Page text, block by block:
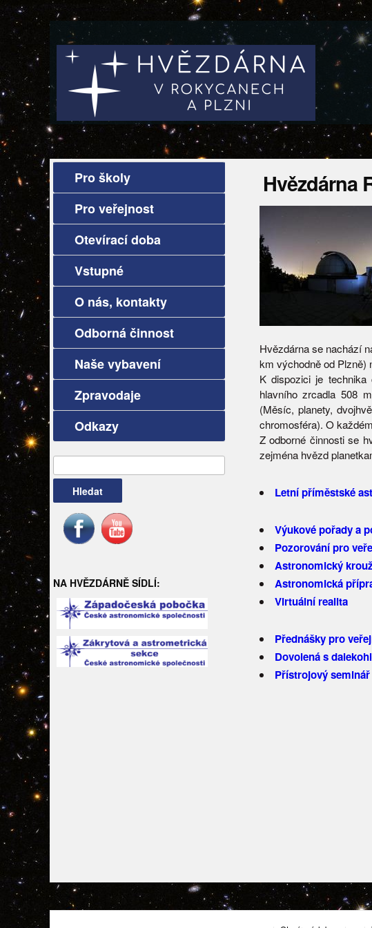
Pro školy
Pro veřejnost
Otevírací doba
Vstupné
O nás, kontakty
Odborná činnost
Naše vybavení
Zpravodaje
Odkazy
NA HVĚZDÁRNĚ SÍDLÍ:
Hvězdárna
Hvězdárna se nachází
km východně od Plzně)
K dispozici je
hlavního zrcadla 508
(Měsíc, planety,
chromosféra). O
Z odborné činnosti se
zejména hvězd
Letní příměstské
Výukové pořady a
Pozorování pro
Astronomický
Astronomická
Virtuální realita
Přednášky pro
Dovolená s
Přístrojový seminář